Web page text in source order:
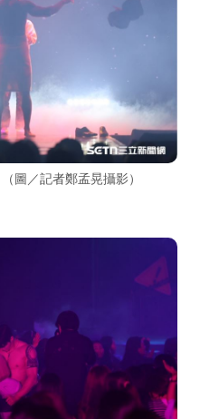
圖／記者鄭孟晃攝影）